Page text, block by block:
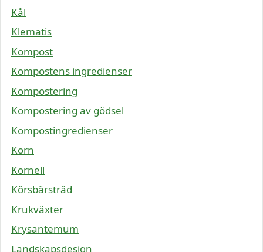
Kål
Klematis
Kompost
Kompostens ingredienser
Kompostering
Kompostering av gödsel
Kompostingredienser
Korn
Kornell
Körsbärsträd
Krukväxter
Krysantemum
Landskapsdesign